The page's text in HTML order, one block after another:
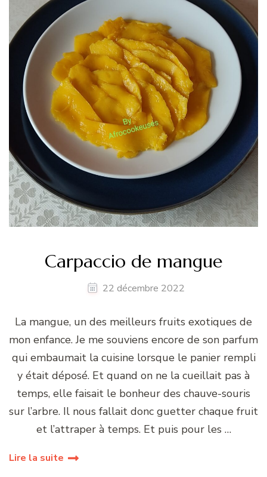
Carpaccio de mangue
22 décembre 2022
La mangue, un des meilleurs fruits exotiques de
mon enfance. Je me souviens encore de son parfum
qui embaumait la cuisine lorsque le panier rempli
y était déposé. Et quand on ne la cueillait pas à
temps, elle faisait le bonheur des chauve-souris
sur l’arbre. Il nous fallait donc guetter chaque fruit
et l’attraper à temps. Et puis pour les …
Lire la suite